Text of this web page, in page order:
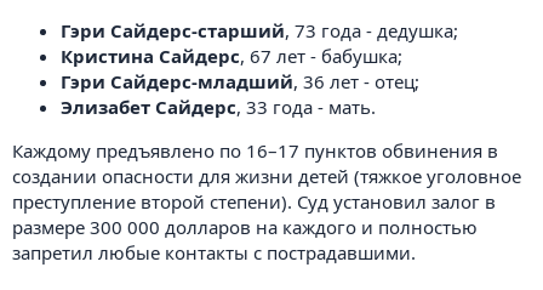
Гэри Сайдерс-старший, 73 года - дедушка;
Кристина Сайдерс, 67 лет - бабушка;
Гэри Сайдерс-младший, 36 лет - отец;
Элизабет Сайдерс, 33 года - мать.
Каждому предъявлено по 16–17 пунктов обвинения в
создании опасности для жизни детей (тяжкое уголовное
преступление второй степени). Суд установил залог в
размере 300 000 долларов на каждого и полностью
запретил любые контакты с пострадавшими.